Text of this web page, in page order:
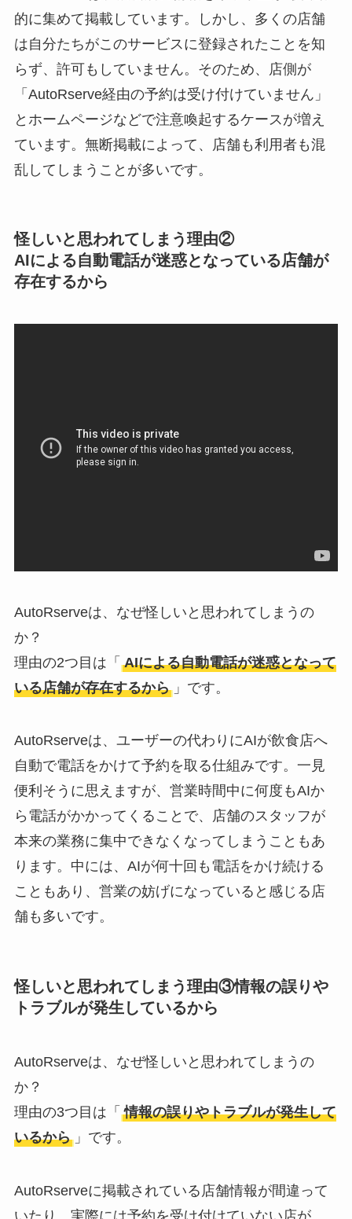
的に集めて掲載しています。しかし、多くの店舗
は自分たちがこのサービスに登録されたことを知
らず、許可もしていません。そのため、店側が
「AutoRserve経由の予約は受け付けていません」
とホームページなどで注意喚起するケースが増え
ています。無断掲載によって、店舗も利用者も混
乱してしまうことが多いです。
怪しいと思われてしまう理由②
AIによる自動電話が迷惑となっている店舗が
存在するから
AutoRserveは、なぜ怪しいと思われてしまうの
か？
理由の2つ目は「 AIによる自動電話が迷惑となって
いる店舗が存在するから 」です。
AutoRserveは、ユーザーの代わりにAIが飲食店へ
自動で電話をかけて予約を取る仕組みです。一見
便利そうに思えますが、営業時間中に何度もAIか
ら電話がかかってくることで、店舗のスタッフが
本来の業務に集中できなくなってしまうこともあ
ります。中には、AIが何十回も電話をかけ続ける
こともあり、営業の妨げになっていると感じる店
舗も多いです。
怪しいと思われてしまう理由③情報の誤りや
トラブルが発生しているから
AutoRserveは、なぜ怪しいと思われてしまうの
か？
理由の3つ目は「 情報の誤りやトラブルが発生して
いるから 」です。
AutoRserveに掲載されている店舗情報が間違って
いたり、実際には予約を受け付けていない店が